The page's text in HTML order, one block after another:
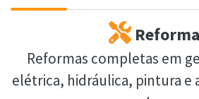
Reformas completas em
elétrica, hidráulica, pintura e